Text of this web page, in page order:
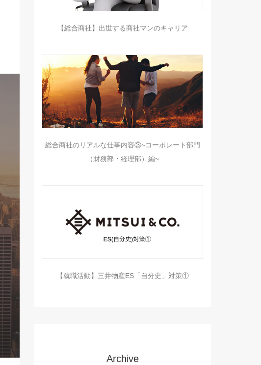
【総合商社】出世する商社マンのキャリア
総合商社のリアルな仕事内容③~コーポレート部門
（財務部・経理部）編~
【就職活動】三井物産ES「自分史」対策①
Archive